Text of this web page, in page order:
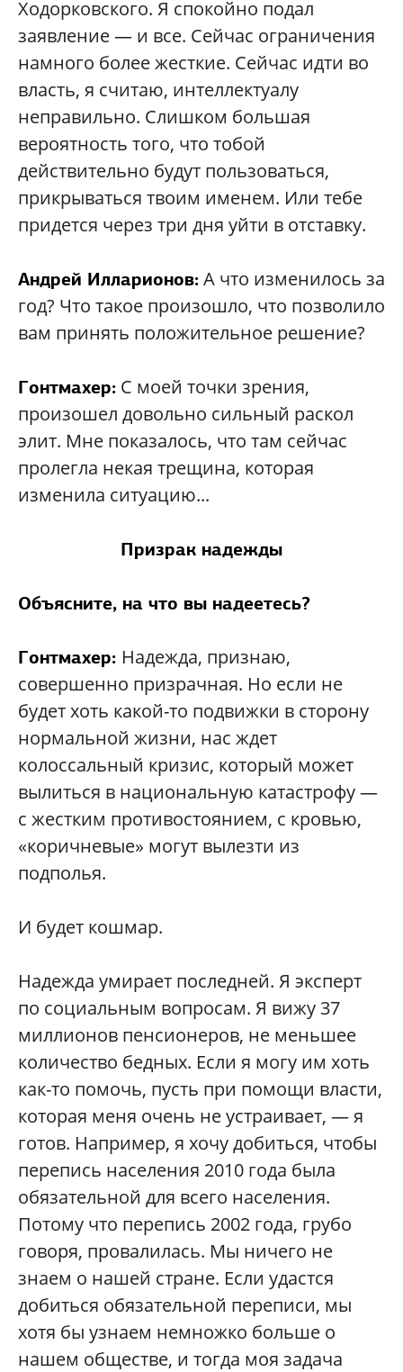
Ходорковского. Я спокойно подал
заявление — и все. Сейчас ограничения
намного более жесткие. Сейчас идти во
власть, я считаю, интеллектуалу
неправильно. Слишком большая
вероятность того, что тобой
действительно будут пользоваться,
прикрываться твоим именем. Или тебе
придется через три дня уйти в отставку.
Андрей Илларионов:А что изменилось за
год? Что такое произошло, что позволило
вам принять положительное решение?
Гонтмахер: С моей точки зрения,
произошел довольно сильный раскол
элит. Мне показалось, что там сейчас
пролегла некая трещина, которая
изменила ситуацию...
Призрак надежды
Объясните, на что вы надеетесь?
Гонтмахер: Надежда, признаю,
совершенно призрачная. Но если не
будет хоть какой-то подвижки в сторону
нормальной жизни, нас ждет
колоссальный кризис, который может
вылиться в национальную катастрофу —
с жестким противостоянием, с кровью,
«коричневые» могут вылезти из
подполья.
И будет кошмар.
Надежда умирает последней. Я эксперт
по социальным вопросам. Я вижу 37
миллионов пенсионеров, не меньшее
количество бедных. Если я могу им хоть
как-то помочь, пусть при помощи власти,
которая меня очень не устраивает, — я
готов. Например, я хочу добиться, чтобы
перепись населения 2010 года была
обязательной для всего населения.
Потому что перепись 2002 года, грубо
говоря, провалилась. Мы ничего не
знаем о нашей стране. Если удастся
добиться обязательной переписи, мы
хотя бы узнаем немножко больше о
нашем обществе, и тогда моя задача